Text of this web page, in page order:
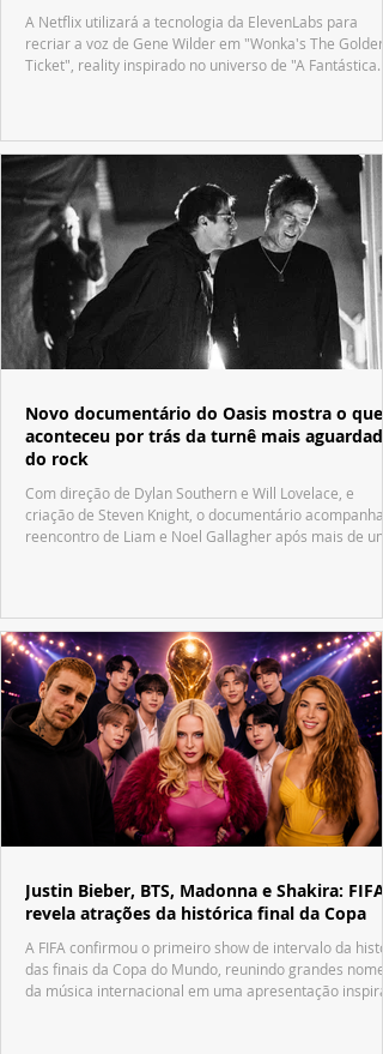
A Netflix utilizará a tecnologia da ElevenLabs para
recriar a voz de Gene Wilder em "Wonka's The Golden
Ticket", reality inspirado no universo de "A Fantástica
Novo documentário do Oasis mostra o que
aconteceu por trás da turnê mais aguardada
do rock
Com direção de Dylan Southern e Will Lovelace, e
criação de Steven Knight, o documentário acompanha
reencontro de Liam e Noel Gallagher após mais de
Justin Bieber, BTS, Madonna e Shakira: FIFA
revela atrações da histórica final da Copa
A FIFA confirmou o primeiro show de intervalo da
das finais da Copa do Mundo, reunindo grandes nomes
da música internacional em uma apresentação